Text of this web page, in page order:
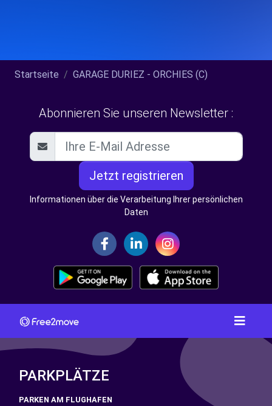
Startseite GARAGE DURIEZ - ORCHIES (C)
Abonnieren Sie unseren Newsletter :
Jetzt registrieren
Informationen über die Verarbeitung Ihrer persönlichen
Daten
PARKPLÄTZE
PARKEN AM FLUGHAFEN